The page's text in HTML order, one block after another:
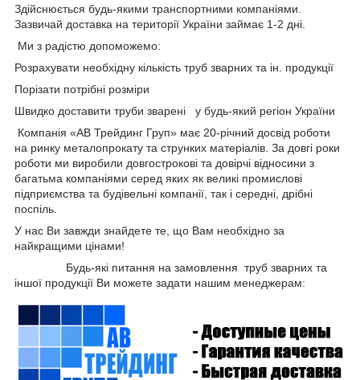
Здійснюється будь-якими транспортними компаніями.
Зазвичай доставка на території України займає 1-2 дні.
Ми з радістю допоможемо:
Розрахувати необхідну кількість труб зварних та ін. продукції
Порізати потрібні розміри
Швидко доставити труби зварені у будь-який регіон України
Компанія «АВ Трейдинг Груп» має 20-річний досвід роботи
на ринку металопрокату та струнких матеріалів. За довгі роки
роботи ми виробили довгострокові та довірчі відносини з
багатьма компаніями серед яких як великі промислові
підприємства та будівельні компанії, так і середні, дрібні
поспіль.
У нас Ви завжди знайдете те, що Вам необхідно за
найкращими цінами!
Будь-які питання на замовлення труб зварних та
іншої продукції Ви можете задати нашим менеджерам: